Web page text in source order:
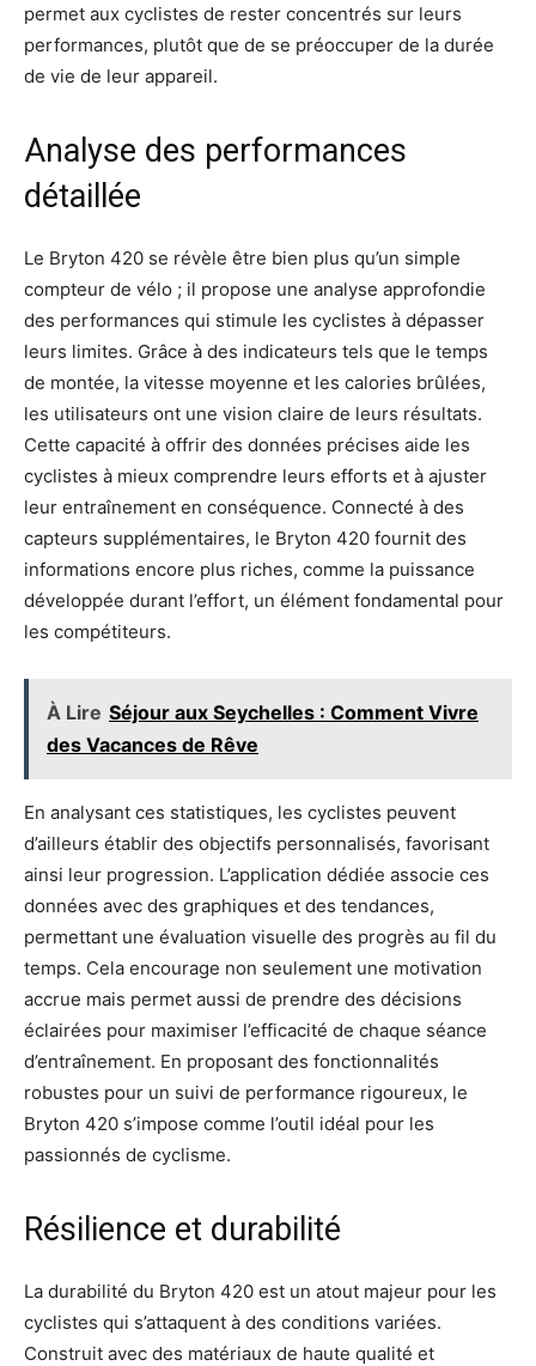
permet aux cyclistes de rester concentrés sur leurs
performances, plutôt que de se préoccuper de la durée
de vie de leur appareil.
Analyse des performances
détaillée
Le Bryton 420 se révèle être bien plus qu’un simple
compteur de vélo ; il propose une analyse approfondie
des performances qui stimule les cyclistes à dépasser
leurs limites. Grâce à des indicateurs tels que le temps
de montée, la vitesse moyenne et les calories brûlées,
les utilisateurs ont une vision claire de leurs résultats.
Cette capacité à offrir des données précises aide les
cyclistes à mieux comprendre leurs efforts et à ajuster
leur entraînement en conséquence. Connecté à des
capteurs supplémentaires, le Bryton 420 fournit des
informations encore plus riches, comme la puissance
développée durant l’effort, un élément fondamental pour
les compétiteurs.
À Lire Séjour aux Seychelles : Comment Vivre
des Vacances de Rêve
En analysant ces statistiques, les cyclistes peuvent
d’ailleurs établir des objectifs personnalisés, favorisant
ainsi leur progression. L’application dédiée associe ces
données avec des graphiques et des tendances,
permettant une évaluation visuelle des progrès au fil du
temps. Cela encourage non seulement une motivation
accrue mais permet aussi de prendre des décisions
éclairées pour maximiser l’efficacité de chaque séance
d’entraînement. En proposant des fonctionnalités
robustes pour un suivi de performance rigoureux, le
Bryton 420 s’impose comme l’outil idéal pour les
passionnés de cyclisme.
Résilience et durabilité
La durabilité du Bryton 420 est un atout majeur pour les
cyclistes qui s’attaquent à des conditions variées.
Construit avec des matériaux de haute qualité et